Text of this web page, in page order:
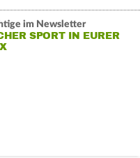
im Newsletter
SPORT IN EURER